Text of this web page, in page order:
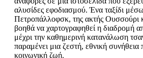
αλυσίδες εφοδιασμού. Ένα ταξίδι
Πετροπάλλοφσκ, της ακτής Ουσσούρι
βοηθά να χαρτογραφηθεί η διαδρομή
μέχρι την καθημερινή κατανάλωση
παραμένει μια ζεστή, εθνική συνήθεια
κοινωνική ζωή.